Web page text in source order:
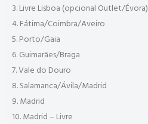
3. Livre Lisboa (opcional Outlet/Évora)
4. Fátima/Coimbra/Aveiro
5. Porto/Gaia
6. Guimarães/Braga
7. Vale do Douro
8. Salamanca/Ávila/Madrid
9. Madrid
10. Madrid – Livre